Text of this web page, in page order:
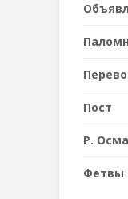
Пост
Р.
Фетвы